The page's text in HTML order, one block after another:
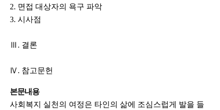
2. 면접 대상자의 욕구 파악
3. 시사점
Ⅲ. 결론
Ⅳ. 참고문헌
본문내용
사회복지 실천의 여정은 타인의 삶에 조심스럽게 발을 들